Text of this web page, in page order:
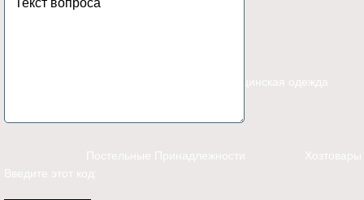
Каталог
Медицинская одежда
Постельные Принадлежности Хозтовары
Введите этот код: